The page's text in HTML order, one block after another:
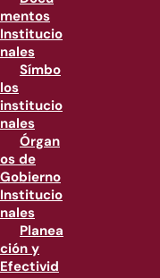
mentos
Institucio
nales
Símbo
los
institucio
nales
Órgan
os de
Gobierno
Institucio
nales
Planea
ción y
Efectivid